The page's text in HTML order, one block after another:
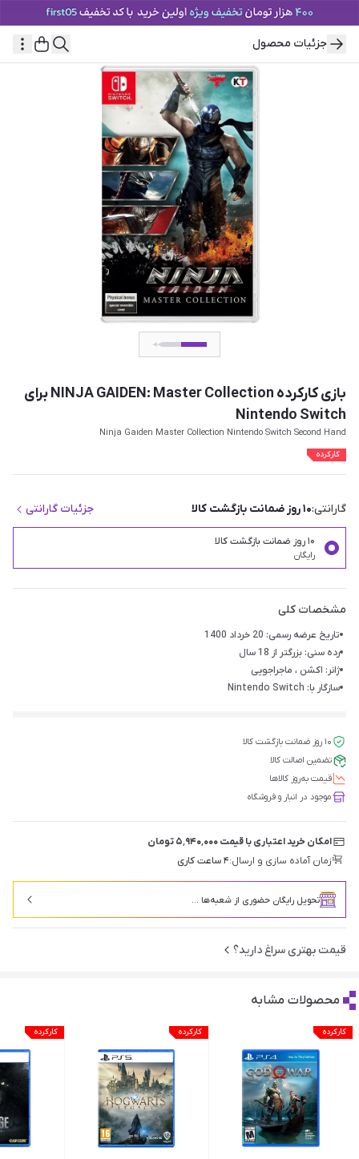
جزئیات محصول
بازی کارکرده NINJA GAIDEN: Master Collection برای
Nintendo Switch
Ninja Gaiden Master Collection Nintendo Switch Second Hand
کارکرده
گارانتی:۱۰ روز ضمانت بازگشت کالا جزئیات گارانتی
۱۰ روز ضمانت بازگشت کالا
رایگان
مشخصات کلی
تاریخ عرضه رسمی: 20 خرداد 1400
رده سنی: بزرگتر از 18 سال
ژانر: اکشن ، ماجراجویی
سازگار با: Nintendo Switch
۱۰ روز ضمانت بازگشت کالا
تضمین اصالت کالا
قیمت‌ به‌روز کالاها
موجود در انبار و فروشگاه
امکان خرید اعتباری با قیمت ۵٬۹۴۰٬۰۰۰ تومان
زمان آماده سازی و ارسال:۴ ساعت کاری
تحویل رایگان حضوری از شعبه‌ها ...
قیمت بهتری سراغ دارید؟
محصولات مشابه
کارکرده کارکرده کارکرده